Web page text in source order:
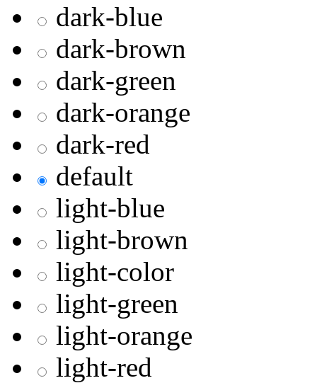
dark-blue
dark-brown
dark-green
dark-orange
dark-red
default
light-blue
light-brown
light-color
light-green
light-orange
light-red